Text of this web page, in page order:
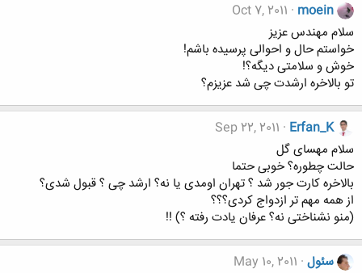
moein
Oct 7, 2011
سلام مهندس عزیز
خواستم حال و احوالی پرسیده باشم!
خوش و سلامتی دیگه؟!
تو بالاخره ارشدت چی شد عزیزم؟
Erfan_K
Sep 22, 2011
سلام مهسای گل
حالت چطوره؟ خوبی حتما
بالاخره کارت جور شد ؟ تهران اومدی یا نه؟ ارشد چی ؟ قبول شدی؟
از همه مهم تر ازدواج کردی؟؟؟
(منو نشناختی نه؟ عرفان یادت رفته ؟) !!
سئول May 10, 2011